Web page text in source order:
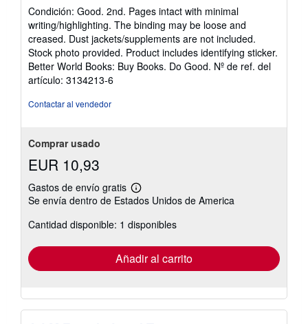
vendedor:
5
de
5
estrellas
Condición: Good. 2nd. Pages intact with minimal
writing/highlighting. The binding may be loose and
creased. Dust jackets/supplements are not included.
Stock photo provided. Product includes identifying sticker.
Better World Books: Buy Books. Do Good. Nº de ref. del
artículo: 3134213-6
Contactar al vendedor
Comprar usado
EUR 10,93
Gastos de envío gratis
Más
información
las
tarifas
envío
Se envía dentro de Estados Unidos de America
Cantidad disponible: 1 disponibles
Añadir al carrito